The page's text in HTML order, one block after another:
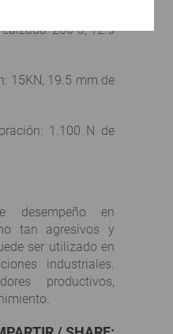
200 J, 12.5
15KN, 19.5 mm de
1.100 N de
desempeño en
tan agresivos y
ser utilizado en
industriales.
productivos,